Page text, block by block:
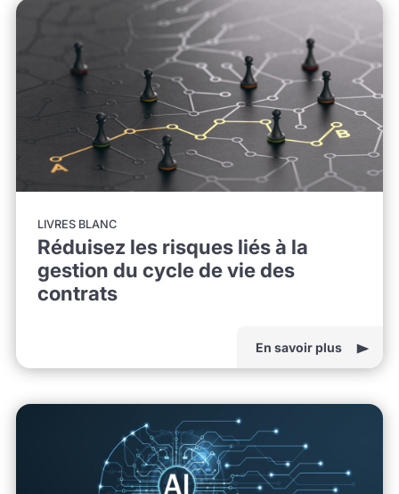
LIVRES BLANC
Réduisez les risques liés à la
gestion du cycle de vie des
contrats
En savoir plus